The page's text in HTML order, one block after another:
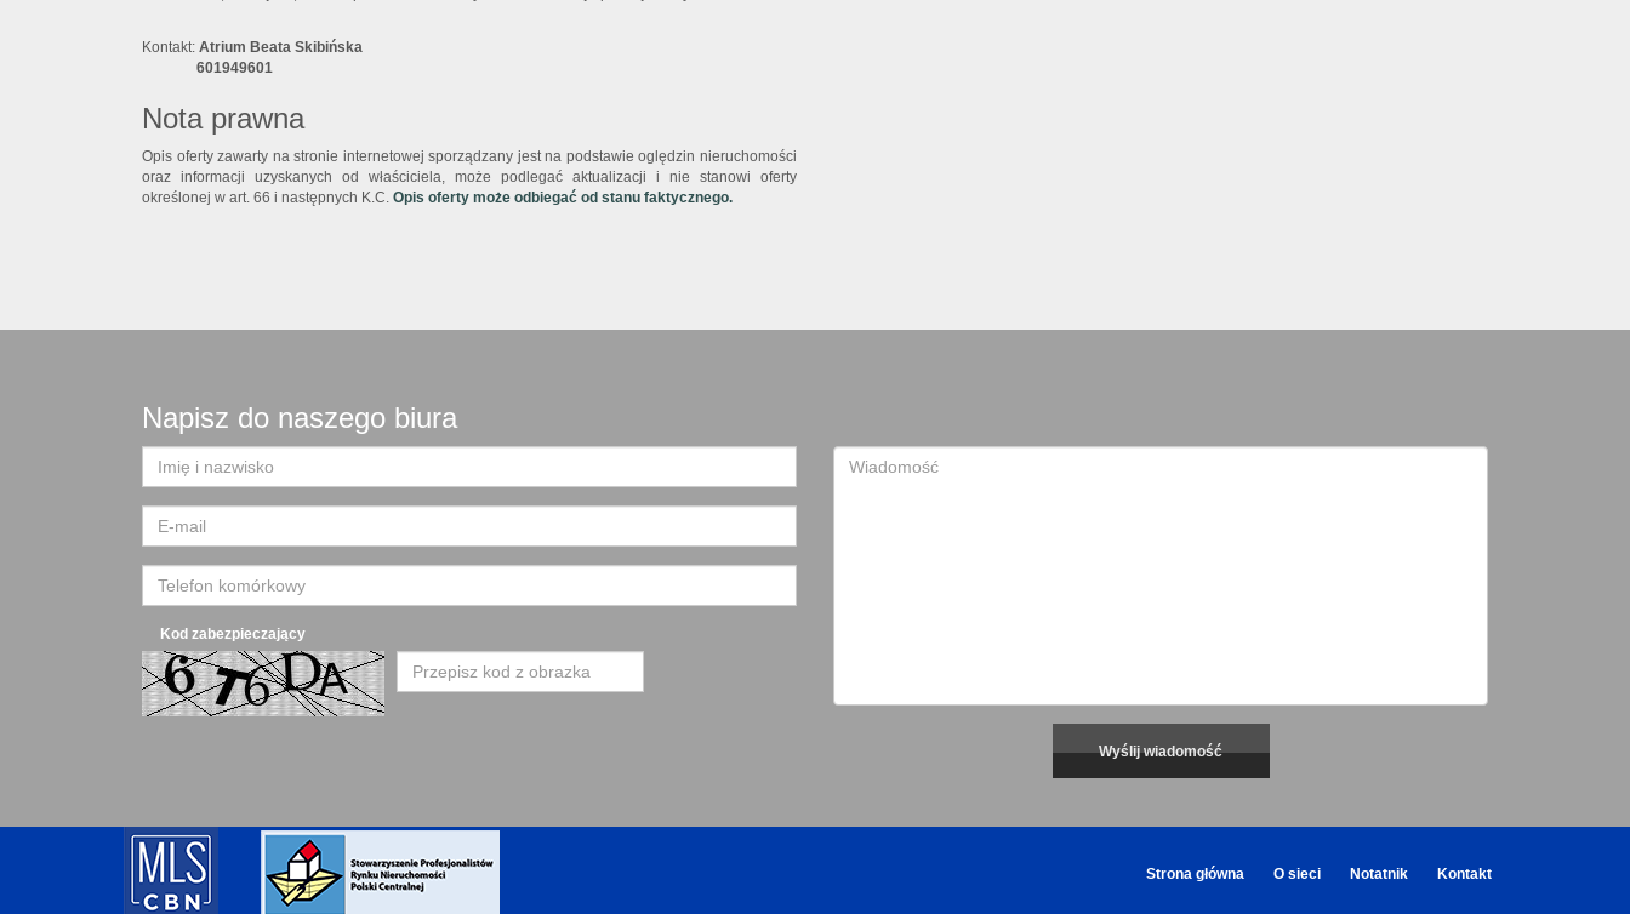
Kontakt: Atrium Beata Skibińska
601949601
Nota prawna
Opis oferty zawarty na stronie internetowej sporządzany jest na podstawie oględzin nieruchomości
oraz informacji uzyskanych od właściciela, może podlegać aktualizacji i nie stanowi oferty
określonej w art. 66 i następnych K.C. Opis oferty może odbiegać od stanu faktycznego.
Napisz do naszego biura
Kod zabezpieczający
Strona główna O sieci Notatnik Kontakt